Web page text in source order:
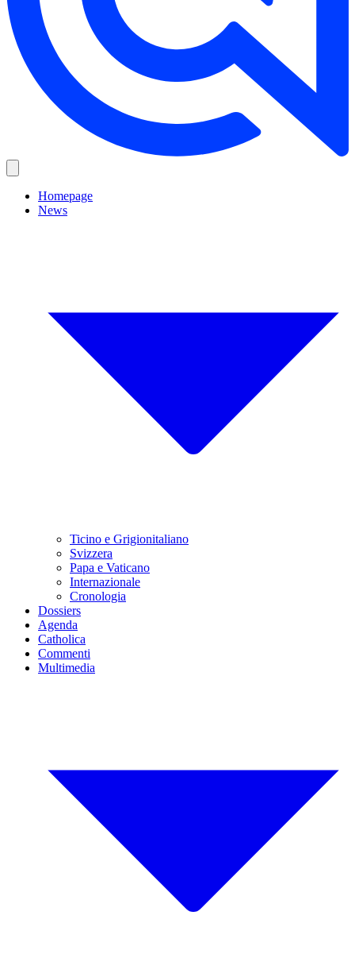
Homepage
News
Ticino e Grigionitaliano
Svizzera
Papa e Vaticano
Internazionale
Cronologia
Dossiers
Agenda
Catholica
Commenti
Multimedia